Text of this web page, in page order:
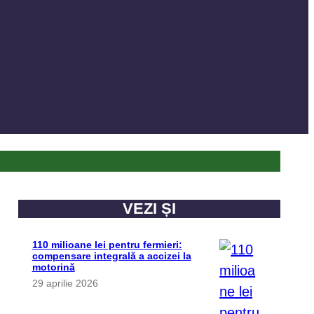
VEZI ȘI
110 milioane lei pentru fermieri:
compensare integrală a accizei la
motorină
29 aprilie 2026